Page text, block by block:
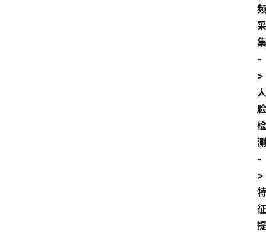
频
采
集
-
>
人
脸
检
测
-
>
特
征
提